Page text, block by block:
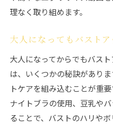
理なく取り組めます。
大人になってもバスト
大人になってからでもバス
は、いくつかの秘訣があり
トケアを組み込むことが重
ナイトブラの使用、豆乳や
ることで、バストのハリや